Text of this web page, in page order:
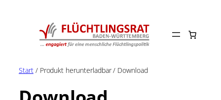
Start/ Produkt herunterladbar / Download